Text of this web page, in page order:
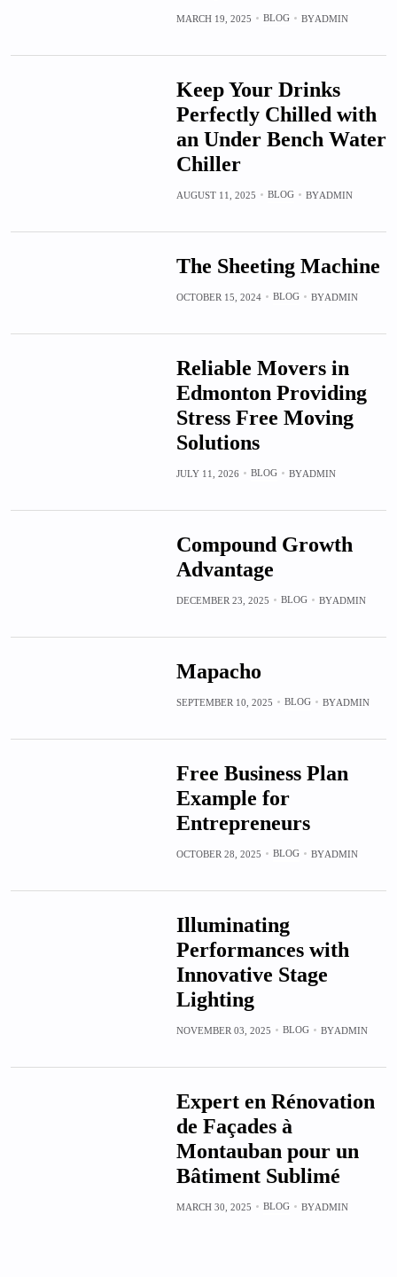
MARCH 19, 2025 BLOG BYADMIN
Keep Your Drinks
Perfectly Chilled with
an Under Bench Water
Chiller
AUGUST 11, 2025 BLOG BYADMIN
The Sheeting Machine
OCTOBER 15, 2024 BLOG BYADMIN
Reliable Movers in
Edmonton Providing
Stress Free Moving
Solutions
JULY 11, 2026 BLOG BYADMIN
Compound Growth
Advantage
DECEMBER 23, 2025 BLOG BYADMIN
Mapacho
SEPTEMBER 10, 2025 BLOG BYADMIN
Free Business Plan
Example for
Entrepreneurs
OCTOBER 28, 2025 BLOG BYADMIN
Illuminating
Performances with
Innovative Stage
Lighting
NOVEMBER 03, 2025 BLOG BYADMIN
Expert en Rénovation
de Façades à
Montauban pour un
Bâtiment Sublimé
MARCH 30, 2025 BLOG BYADMIN